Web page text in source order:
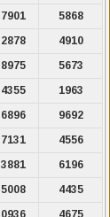
7901
5868
2878
4910
8975
5673
4355
1963
6896
9692
7131
4556
3881
6196
5008
4435
0936
4675